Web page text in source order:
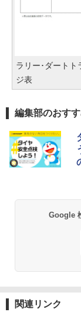
ラリー･ダートト
ジ表
編集部のおす
Google
関連リンク